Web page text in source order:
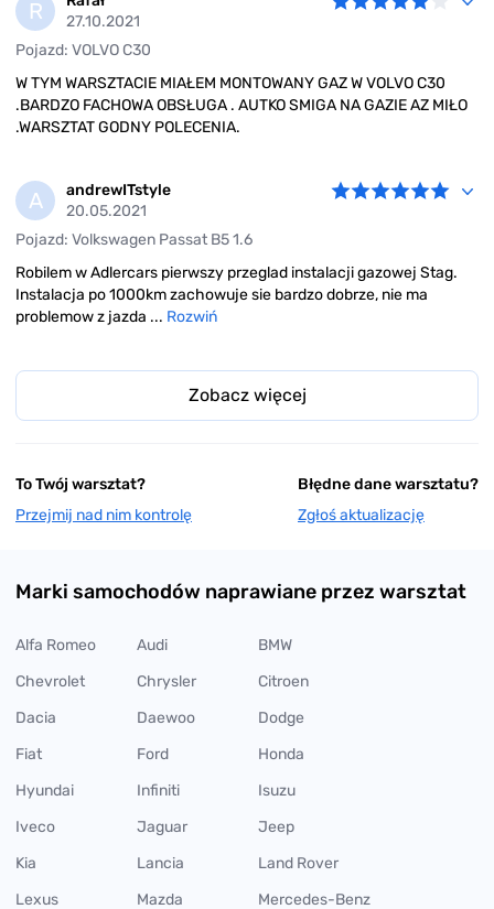
R
27.10.2021
Pojazd: VOLVO C30
W TYM WARSZTACIE MIAŁEM MONTOWANY GAZ W VOLVO C30
.BARDZO FACHOWA OBSŁUGA . AUTKO SMIGA NA GAZIE AZ MIŁO
.WARSZTAT GODNY POLECENIA.
A
andrewITstyle
20.05.2021
Pojazd: Volkswagen Passat B5 1.6
Robilem w Adlercars pierwszy przeglad instalacji gazowej Stag.
Instalacja po 1000km zachowuje sie bardzo dobrze, nie ma
problemow z jazda ... Rozwiń
Zobacz więcej
To Twój warsztat?
Przejmij nad nim kontrolę
Błędne dane warsztatu?
Zgłoś aktualizację
Marki samochodów naprawiane przez warsztat
Alfa Romeo Audi
BMW
Chevrolet
Chrysler
Citroen
Dacia
Daewoo
Dodge
Fiat
Ford
Honda
Hyundai
Infiniti
Isuzu
Iveco
Jaguar
Jeep
Kia
Lancia
Land Rover
Lexus
Mazda Mercedes-Benz